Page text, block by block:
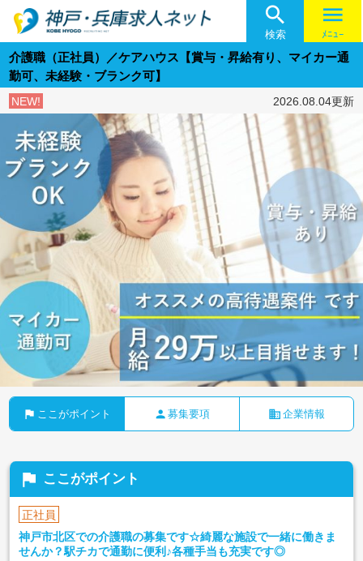

検索
menu
ﾒﾆｭｰ
介護職（正社員）／ケアハウス【賞与・昇給有り、マイカー通
勤可、未経験・ブランク可】
NEW! 2026.08.04更新
flag ここがポイント person 募集要項 business 企業情報
flag ここがポイント
正社員
神戸市北区での介護職の募集です☆綺麗な施設で一緒に働きま
せんか？駅チカで通勤に便利♪各種手当も充実です◎